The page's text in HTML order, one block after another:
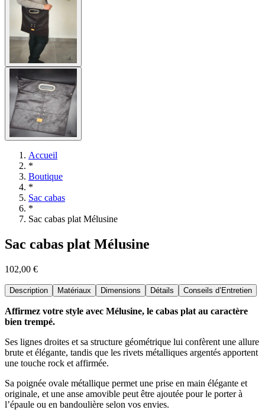
Accueil
*
Boutique
*
Sac cabas
*
Sac cabas plat Mélusine
Sac cabas plat Mélusine
102,00 €
Description Matériaux Dimensions Détails Conseils d’Entretien
Affirmez votre style avec Mélusine, le cabas plat au caractère
bien trempé.
Ses lignes droites et sa structure géométrique lui confèrent une allure
brute et élégante, tandis que les rivets métalliques argentés apportent
une touche rock et affirmée.
Sa poignée ovale métallique permet une prise en main élégante et
originale, et une anse amovible peut être ajoutée pour le porter à
l’épaule ou en bandoulière selon vos envies.